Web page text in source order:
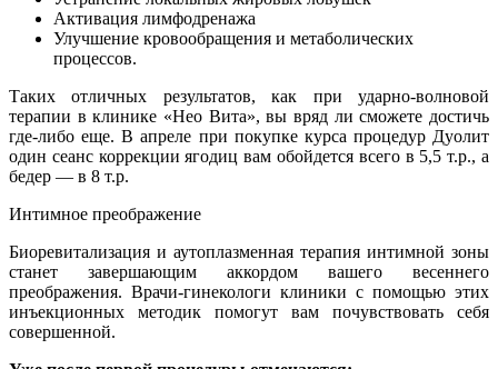
Активация лимфодренажа
Улучшение кровообращения и метаболических
процессов.
Таких отличных результатов, как при ударно-волновой
терапии в клинике «Нео Вита», вы вряд ли сможете достичь
где-либо еще. В апреле при покупке курса процедур Дуолит
один сеанс коррекции ягодиц вам обойдется всего в 5,5 т.р., а
бедер — в 8 т.р.
Интимное преображение
Биоревитализация и аутоплазменная терапия интимной зоны
станет завершающим аккордом вашего весеннего
преображения. Врачи-гинекологи клиники с помощью этих
инъекционных методик помогут вам почувствовать себя
совершенной.